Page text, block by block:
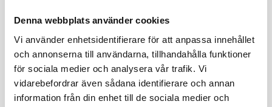
Denna webbplats använder cookies
Vi använder enhetsidentifierare för att anpassa innehållet
och annonserna till användarna, tillhandahålla funktioner
för sociala medier och analysera vår trafik. Vi
vidarebefordrar även sådana identifierare och annan
information från din enhet till de sociala medier och
Uthyrning
Kundcase
Om oss
Nyheter
Kundspecifik tillverkning
Kontakt